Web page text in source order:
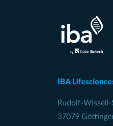
IBA
Rudolf-Wissell-
37079